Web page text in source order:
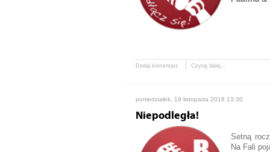
Dodaj komentarz Czytaj dalej...
poniedziałek, 19 listopada 2018 13:30
Niepodległa!
Setną
Na Fali